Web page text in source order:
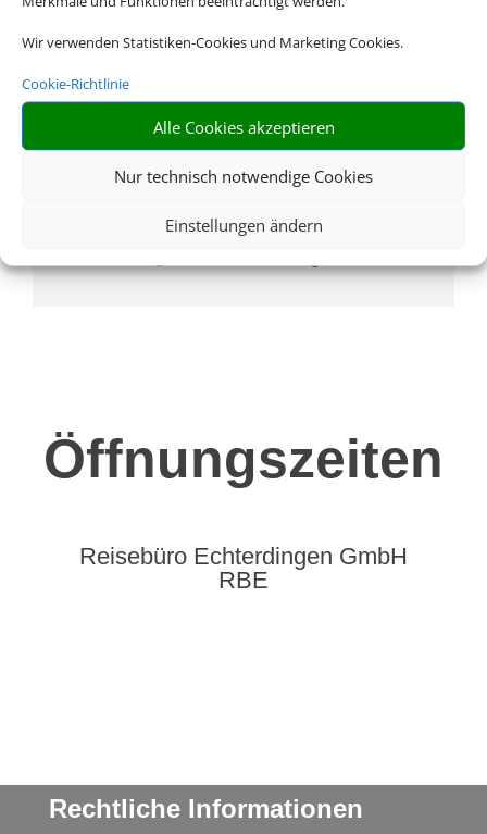
Wir verwenden Statistiken-Cookies und Marketing Cookies.
Cookie-Richtlinie
Alle Cookies akzeptieren
Nur technisch notwendige Cookies
Einstellungen ändern
Öffnungszeiten
Reisebüro Echterdingen GmbH
RBE
Rechtliche Informationen